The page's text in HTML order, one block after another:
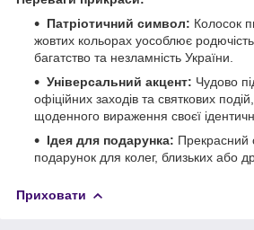
Патріотичний символ: Колосок
жовтих кольорах уособлює
багатство та незламність України.
Універсальний акцент: Чудово
офіційних заходів та святкових
щоденного вираження своєї
Ідея для подарунка: Прекрасний
подарунок для колег, близьких або
Приховати